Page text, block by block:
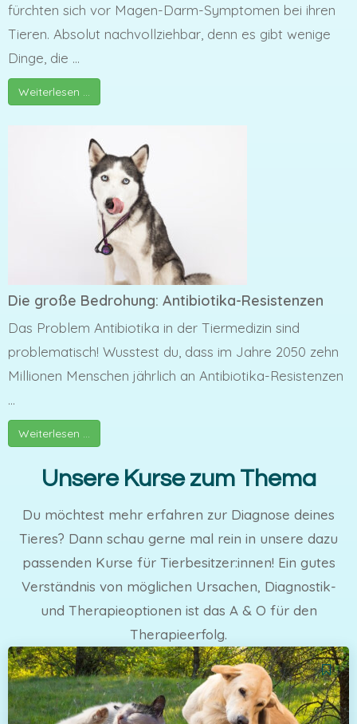
fürchten sich vor Magen-Darm-Symptomen bei ihren
Tieren. Absolut nachvollziehbar, denn es gibt wenige
Dinge, die ...
Weiterlesen …
Die große Bedrohung: Antibiotika-Resistenzen
Das Problem Antibiotika in der Tiermedizin sind
problematisch! Wusstest du, dass im Jahre 2050 zehn
Millionen Menschen jährlich an Antibiotika-Resistenzen
...
Weiterlesen …
Unsere Kurse zum Thema
Du möchtest mehr erfahren zur Diagnose deines
Tieres? Dann schau gerne mal rein in unsere dazu
passenden Kurse für Tierbesitzer:innen! Ein gutes
Verständnis von möglichen Ursachen, Diagnostik-
und Therapieoptionen ist das A & O für den
Therapieerfolg.